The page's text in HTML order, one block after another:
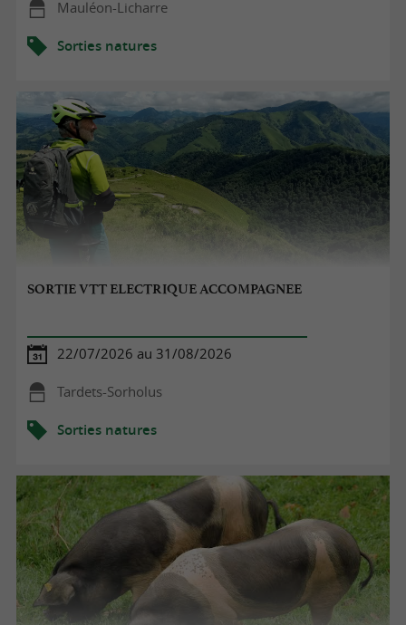
Mauléon-Licharre
Sorties natures
SORTIE VTT ELECTRIQUE ACCOMPAGNEE
22/07/2026 au 31/08/2026
Tardets-Sorholus
Sorties natures